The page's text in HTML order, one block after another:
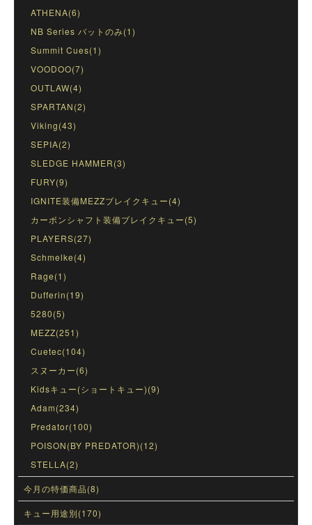
ATHENA(6)
NB Series バットのみ(1)
Summit Cues(1)
VOODOO(7)
OUTLAW(4)
SPARTAN(2)
Viking(43)
SEPIA(2)
SLEDGE HAMMER(3)
FURY(9)
IGNITE装備MEZZブレイクキュー(4)
カーボンシャフト装備ブレイクキュー(5)
PLAYERS(27)
Schmelke(4)
Rage(1)
Dufferin(19)
5280(5)
MEZZ(251)
Cuetec(104)
スヌーカー(6)
Kidsキュー(ショートキュー)(9)
Adam(234)
Predator(100)
POISON(BY PREDATOR)(12)
STELLA(2)
今月の特価商品(8)
キュー用途別(170)